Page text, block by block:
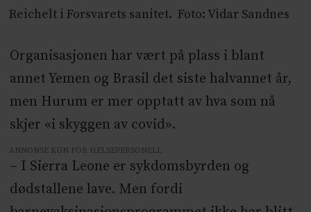
Reichelt i Forsvarets sanitet. Foto: Vidar Sandnes
Organisasjonen har vært på plass i blant
annet Yemen og Brasil det siste halvannet år,
men Hurum er mer opptatt av hva som nå
skjer «i skyggen av covid».
ANNONSE KUN FOR HELSEPERSONELL
– I Sierra Leone er sykdomsbyrden og
dødstallene lave. Men fordi